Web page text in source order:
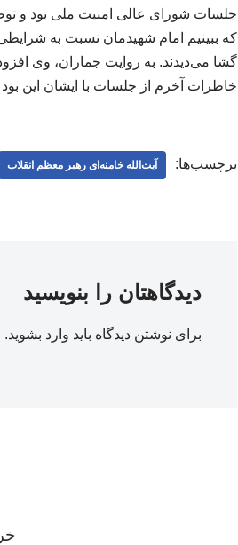
جلسات شورای عالی امنیت ملی بود و
که ببینیم امام شهیدمان نسبت به
گشا می‌دیدند. به روایت جماران، وی
خاطرات آخرم از جلسات با ایشان این
برچسب‌ها: آیت‌الله خامنه‌ای رهبر معظم انقلاب
دیدگاهتان را بنویسید
برای نوشتن دیدگاه باید وارد بشوید.